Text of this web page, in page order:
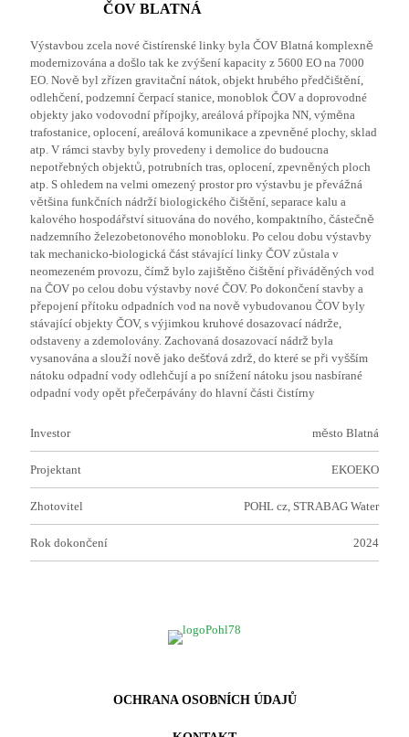
ČOV BLATNÁ
Výstavbou zcela nové čistírenské linky byla ČOV Blatná komplexně
modernizována a došlo tak ke zvýšení kapacity z 5600 EO na 7000
EO. Nově byl zřízen gravitační nátok, objekt hrubého předčištění,
odlehčení, podzemní čerpací stanice, monoblok ČOV a doprovodné
objekty jako vodovodní přípojky, areálová přípojka NN, výměna
trafostanice, oplocení, areálová komunikace a zpevněné plochy, sklad
atp. V rámci stavby byly provedeny i demolice do budoucna
nepotřebných objektů, potrubních tras, oplocení, zpevněných ploch
atp. S ohledem na velmi omezený prostor pro výstavbu je převážná
většina funkčních nádrží biologického čištění, separace kalu a
kalového hospodářství situována do nového, kompaktního, částečně
nadzemního železobetonového monobloku. Po celou dobu výstavby
tak mechanicko-biologická část stávající linky ČOV zůstala v
neomezeném provozu, čímž bylo zajištěno čištění přiváděných vod
na ČOV po celou dobu výstavby nové ČOV. Po dokončení stavby a
přepojení přítoku odpadních vod na nově vybudovanou ČOV byly
stávající objekty ČOV, s výjimkou kruhové dosazovací nádrže,
odstaveny a zdemolovány. Zachovaná dosazovací nádrž byla
vysanována a slouží nově jako dešťová zdrž, do které se při vyšším
nátoku odpadní vody odlehčují a po snížení nátoku jsou nasbírané
odpadní vody opět přečerpávány do hlavní části čistírny
Investor město Blatná
Projektant EKOEKO
Zhotovitel POHL cz, STRABAG Water
Rok dokončení 2024
OCHRANA OSOBNÍCH ÚDAJŮ